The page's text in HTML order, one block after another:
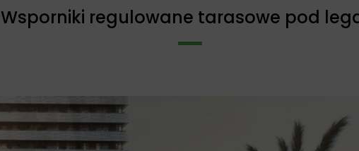
Wsporniki regulowane tarasowe pod